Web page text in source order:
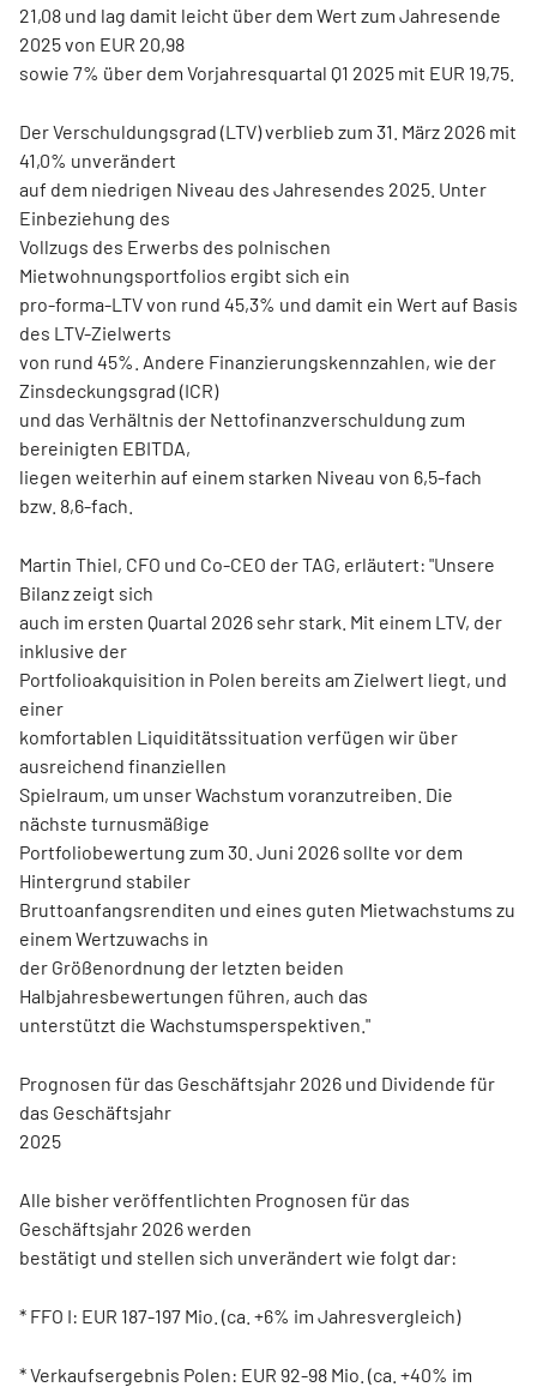
21,08 und lag damit leicht über dem Wert zum Jahresende
2025 von EUR 20,98
sowie 7% über dem Vorjahresquartal Q1 2025 mit EUR 19,75.
Der Verschuldungsgrad (LTV) verblieb zum 31. März 2026 mit
41,0% unverändert
auf dem niedrigen Niveau des Jahresendes 2025. Unter
Einbeziehung des
Vollzugs des Erwerbs des polnischen
Mietwohnungsportfolios ergibt sich ein
pro-forma-LTV von rund 45,3% und damit ein Wert auf Basis
des LTV-Zielwerts
von rund 45%. Andere Finanzierungskennzahlen, wie der
Zinsdeckungsgrad (ICR)
und das Verhältnis der Nettofinanzverschuldung zum
bereinigten EBITDA,
liegen weiterhin auf einem starken Niveau von 6,5-fach
bzw. 8,6-fach.
Martin Thiel, CFO und Co-CEO der TAG, erläutert: "Unsere
Bilanz zeigt sich
auch im ersten Quartal 2026 sehr stark. Mit einem LTV, der
inklusive der
Portfolioakquisition in Polen bereits am Zielwert liegt, und
einer
komfortablen Liquiditätssituation verfügen wir über
ausreichend finanziellen
Spielraum, um unser Wachstum voranzutreiben. Die
nächste turnusmäßige
Portfoliobewertung zum 30. Juni 2026 sollte vor dem
Hintergrund stabiler
Bruttoanfangsrenditen und eines guten Mietwachstums zu
einem Wertzuwachs in
der Größenordnung der letzten beiden
Halbjahresbewertungen führen, auch das
unterstützt die Wachstumsperspektiven."
Prognosen für das Geschäftsjahr 2026 und Dividende für
das Geschäftsjahr
2025
Alle bisher veröffentlichten Prognosen für das
Geschäftsjahr 2026 werden
bestätigt und stellen sich unverändert wie folgt dar:
* FFO I: EUR 187-197 Mio. (ca. +6% im Jahresvergleich)
* Verkaufsergebnis Polen: EUR 92-98 Mio. (ca. +40% im